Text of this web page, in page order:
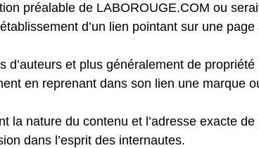
préalable de LABOROUGE.COM ou
d’un lien pointant sur une
d’auteurs et plus généralement de
en reprenant dans son lien une marque
la nature du contenu et l’adresse exacte
dans l’esprit des internautes.